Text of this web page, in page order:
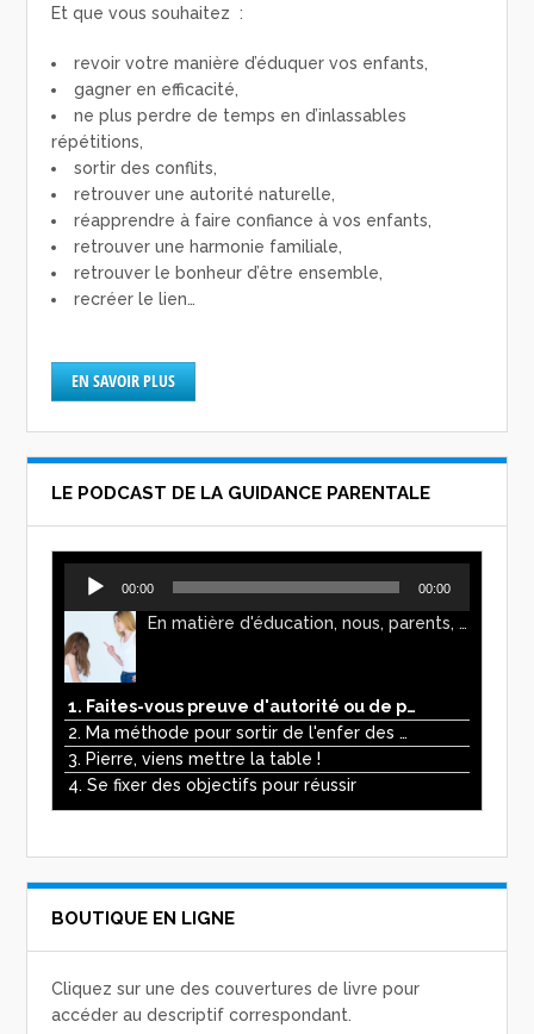
Et que vous souhaitez :
revoir votre manière d’éduquer vos enfants,
gagner en efficacité,
ne plus perdre de temps en d’inlassables
répétitions,
sortir des conflits,
retrouver une autorité naturelle,
réapprendre à faire confiance à vos enfants,
retrouver une harmonie familiale,
retrouver le bonheur d’être ensemble,
recréer le lien…
EN SAVOIR PLUS
LE PODCAST DE LA GUIDANCE PARENTALE
Lecteur
audio
00:00 00:00
En matière d'éducation, nous, parents, avons l'impression de faire preuve d'autorité. Mais n'est-ce pas, parfois, plutôt un jeu de pouvoir ? Ce podcast vous permettra d'y voir plus clair !
1. Faites-vous preuve d'autorité ou de pouvoir avec vos enfants ?
2. Ma méthode pour sortir de l'enfer des écrans
3. Pierre, viens mettre la table !
4. Se fixer des objectifs pour réussir
BOUTIQUE EN LIGNE
Cliquez sur une des couvertures de livre pour
accéder au descriptif correspondant.